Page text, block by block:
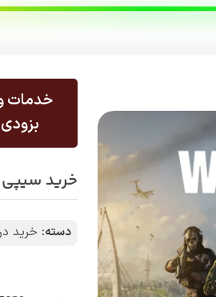
خدمات
خرید سیپی
دسته: خرید